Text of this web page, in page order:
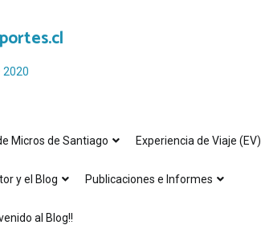
2020
Micros de Santiago Experiencia de Viaje (EV)
y el Blog Publicaciones e Informes
al Blog!!